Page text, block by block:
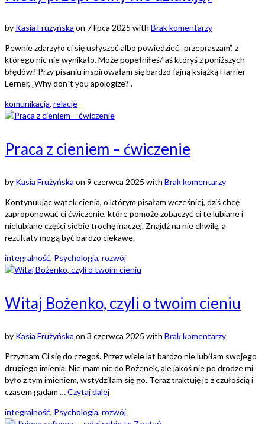
by Kasia Frużyńska on 7 lipca 2025 with Brak komentarzy
Pewnie zdarzyło ci się usłyszeć albo powiedzieć „przepraszam”, z
którego nic nie wynikało. Może popełniłeś/-aś któryś z poniższych
błędów? Przy pisaniu inspirowałam się bardzo fajną książką Harrier
Lerner, „Why don`t you apologize?”.
komunikacja, relacje
Praca z cieniem – ćwiczenie
by Kasia Frużyńska on 9 czerwca 2025 with Brak komentarzy
Kontynuując wątek cienia, o którym pisałam wcześniej, dziś chcę
zaproponować ci ćwiczenie, które pomoże zobaczyć ci te lubiane i
nielubiane części siebie trochę inaczej. Znajdź na nie chwilę, a
rezultaty mogą być bardzo ciekawe.
integralność, Psychologia, rozwój
Witaj Bożenko, czyli o twoim cieniu
by Kasia Frużyńska on 3 czerwca 2025 with Brak komentarzy
Przyznam Ci się do czegoś. Przez wiele lat bardzo nie lubiłam swojego
drugiego imienia. Nie mam nic do Bożenek, ale jakoś nie po drodze mi
było z tym imieniem, wstydziłam się go. Teraz traktuję je z czułością i
czasem gadam …Czytaj dalej
integralność, Psychologia, rozwój